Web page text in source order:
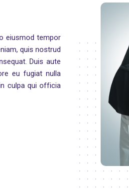
eiusmod tempor
quis nostrud
Duis aute
eu fugiat nulla
culpa qui officia